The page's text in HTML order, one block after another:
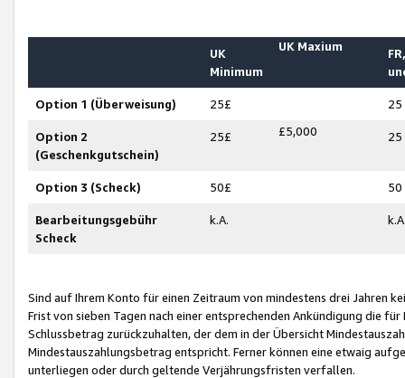
UK
Minimum
UK Maxium
Option 1 (Überweisung) 25£ 25
Option 2
(Geschenkgutschein)
25£ £5,000 25
Option 3 (Scheck) 50£ 50
Bearbeitungsgebühr
Scheck
k.A.
Sind auf Ihrem Konto für einen Zeitraum von mindestens drei Jahren
Frist von sieben Tagen nach einer entsprechenden Ankündigung die
Schlussbetrag zurückzuhalten, der dem in der Übersicht
Mindestauszahlungsbetrag entspricht. Ferner können eine etwaig
unterliegen oder durch geltende Verjährungsfristen verfallen.